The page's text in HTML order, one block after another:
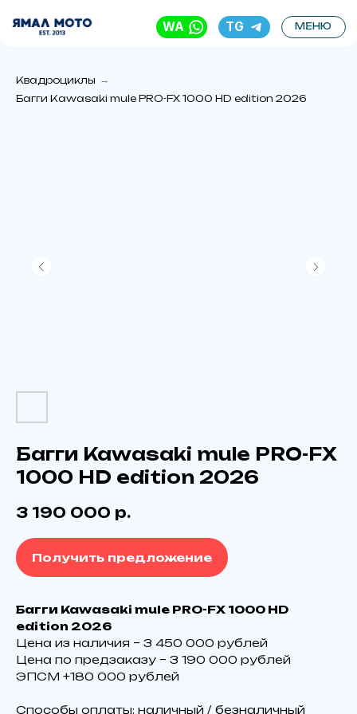
МЕНЮ
TG
Квадроциклы →
Багги Kawasaki mule PRO-FX 1000 HD edition 2026
Багги Kawasaki mule PRO-FX
1000 HD edition 2026
3 190 000 р.
Получить предложение
Багги Kawasaki mule PRO-FX 1000 HD
edition 2026
Цена из наличия – 3 450 000 рублей
Цена по предзаказу – 3 190 000 pублей
ЭПCM +180 000 pублeй
Способы оплаты: наличный / безналичный